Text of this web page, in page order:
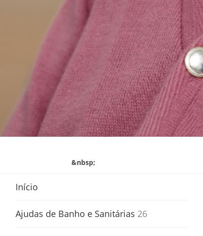
&nbsp;
Início
Ajudas de Banho e Sanitárias 26